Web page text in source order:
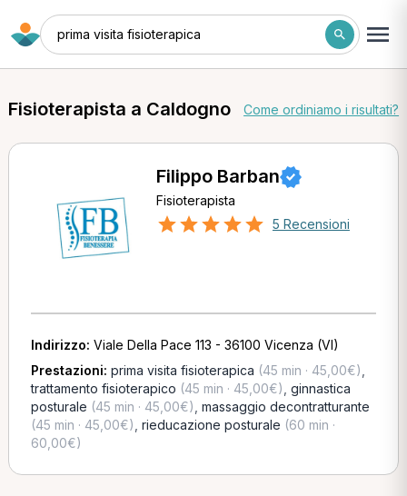
prima visita fisioterapica
Fisioterapista a Caldogno Come ordiniamo i risultati?
Filippo Barban
Fisioterapista
5 Recensioni
Indirizzo: Viale Della Pace 113 - 36100 Vicenza (VI)
Prestazioni: prima visita fisioterapica (45 min · 45,00€)
trattamento fisioterapico (45 min · 45,00€) ginnastica
posturale (45 min · 45,00€) massaggio decontratturante
(45 min · 45,00€) rieducazione posturale (60 min ·
60,00€)